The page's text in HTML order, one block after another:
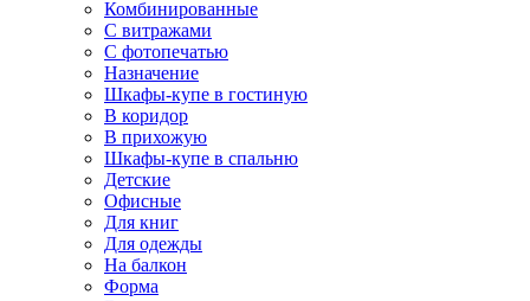
Комбинированные
С витражами
С фотопечатью
Назначение
Шкафы-купе в гостиную
В коридор
В прихожую
Шкафы-купе в спальню
Детские
Офисные
Для книг
Для одежды
На балкон
Форма